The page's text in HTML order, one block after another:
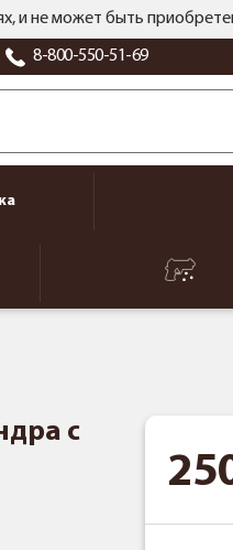
и не может быть
8-800-550-51-69
с